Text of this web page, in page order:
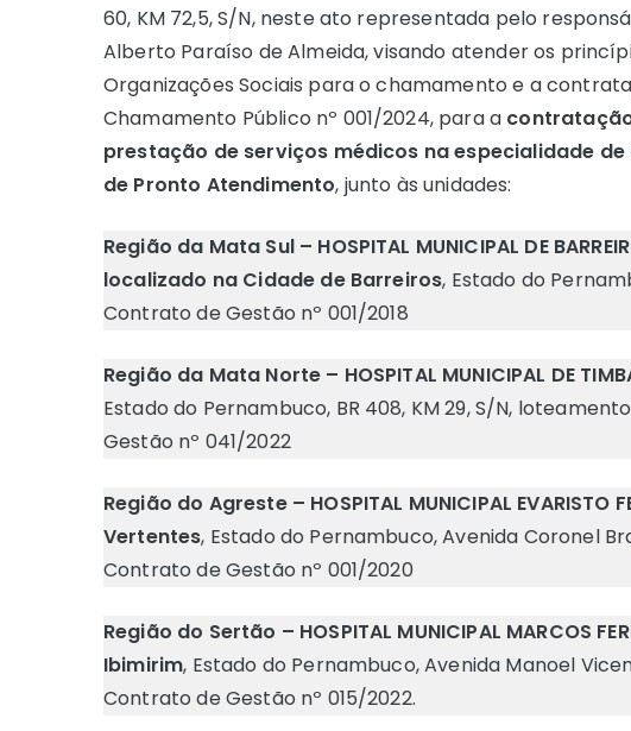
60, KM 72,5, S/N, neste ato representada pelo
Alberto Paraíso de Almeida, visando atender os
Organizações Sociais para o chamamento e a
Chamamento Público nº 001/2024, para a
prestação de serviços médicos na especialidade
de Pronto Atendimento, junto às unidades:
Região da Mata Sul – HOSPITAL MUNICIPAL DE
localizado na Cidade de Barreiros, Estado do
Contrato de Gestão nº 001/2018
Região da Mata Norte – HOSPITAL MUNICIPAL DE
Estado do Pernambuco, BR 408, KM 29, S/N,
Gestão nº 041/2022
Região do Agreste – HOSPITAL MUNICIPAL EVARISTO
Vertentes, Estado do Pernambuco, Avenida Coronel
Contrato de Gestão nº 001/2020
Região do Sertão – HOSPITAL MUNICIPAL MARCOS
Ibimirim, Estado do Pernambuco, Avenida Manoel
Contrato de Gestão nº 015/2022.